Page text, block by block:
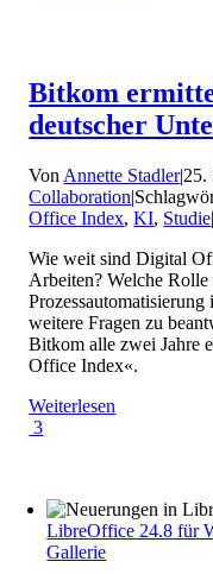
Bitkom
deutscher
Von Annette Stadler|25.
Collaboration|
Office Index,KI, Studie|
Wie weit sind Digital
Arbeiten? Welche
weitere Fragen zu
Bitkom alle zwei Jahre
Office Index«.
Weiterlesen
3
LibreOffice 24.8 für
Gallerie